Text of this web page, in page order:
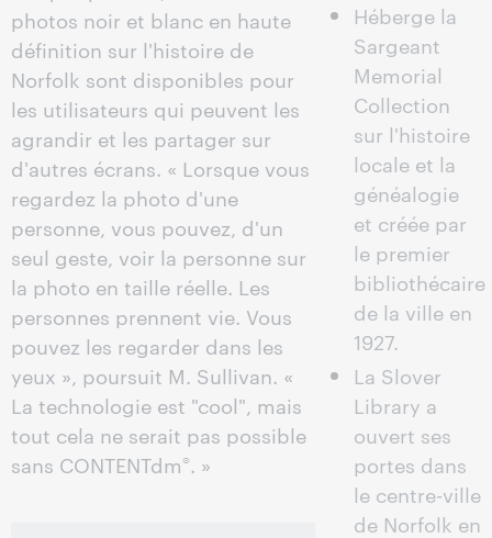
photos noir et blanc en haute
définition sur l'histoire de
Norfolk sont disponibles pour
les utilisateurs qui peuvent les
agrandir et les partager sur
d'autres écrans. « Lorsque vous
regardez la photo d'une
personne, vous pouvez, d'un
seul geste, voir la personne sur
la photo en taille réelle. Les
personnes prennent vie. Vous
pouvez les regarder dans les
yeux », poursuit M. Sullivan. «
La technologie est "cool", mais
tout cela ne serait pas possible
sans CONTENTdm®. »
Héberge la
Sargeant
Memorial
Collection
sur l'histoire
locale et la
généalogie
et créée par
le premier
bibliothécaire
de la ville en
1927.
La Slover
Library a
ouvert ses
portes dans
le centre-ville
de Norfolk en